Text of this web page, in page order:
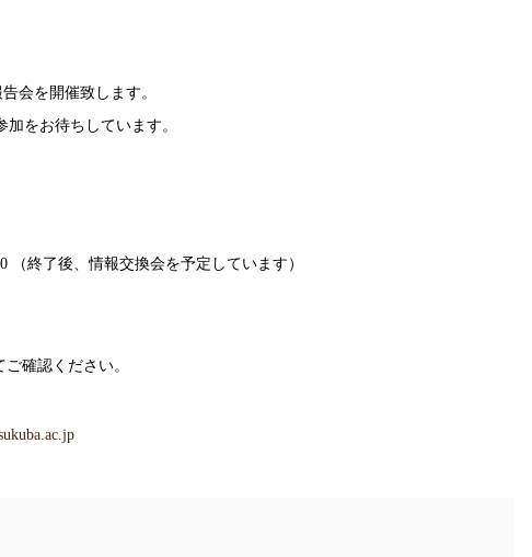
会を開催致します。
をお待ちしています。
終了後、情報交換会を予定しています）
ご確認ください。